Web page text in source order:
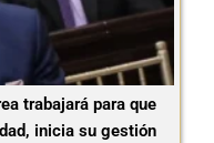
trabajará para que
inicia su gestión